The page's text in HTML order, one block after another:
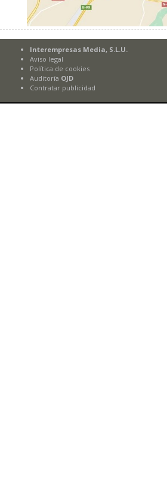
Interempresas Media, S.L.U.
Aviso legal
Política de cookies
Auditoría OJD
Contratar publicidad